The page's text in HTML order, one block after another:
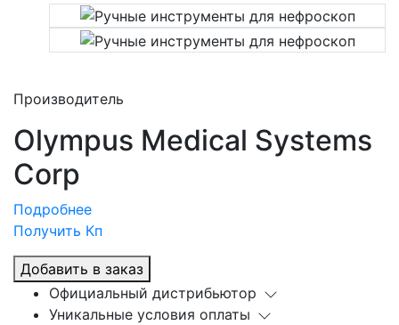
Производитель
Olympus Medical Systems
Corp
Подробнее
Получить Кп
Добавить в заказ
Официальный дистрибьютор
Уникальные условия оплаты